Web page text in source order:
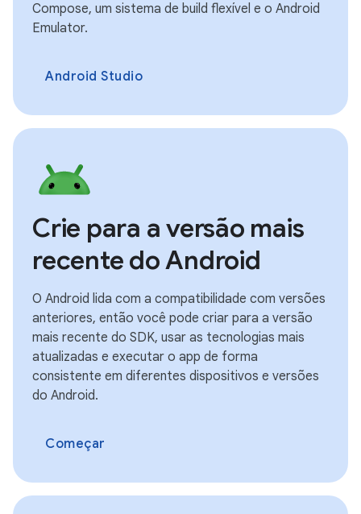
Compose, um sistema de build flexível e o Android
Emulator.
Android Studio
Crie para a versão mais
recente do Android
O Android lida com a compatibilidade com versões
anteriores, então você pode criar para a versão
mais recente do SDK, usar as tecnologias mais
atualizadas e executar o app de forma
consistente em diferentes dispositivos e versões
do Android.
Começar